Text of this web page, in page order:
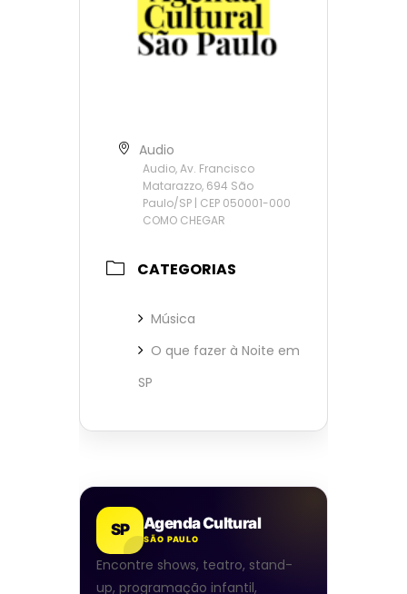
Audio
Audio, Av. Francisco
Matarazzo, 694 São
Paulo/SP | CEP 050001-000
COMO CHEGAR
CATEGORIAS
Música
O que fazer à Noite em
SP
SP Agenda Cultural
SÃO PAULO
Encontre shows, teatro, stand-
up, programação infantil,